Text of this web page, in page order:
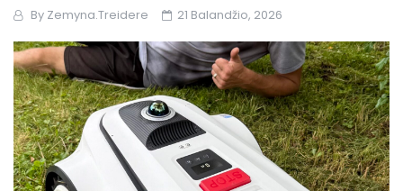
By Zemyna.treidere 21 Balandžio, 2026